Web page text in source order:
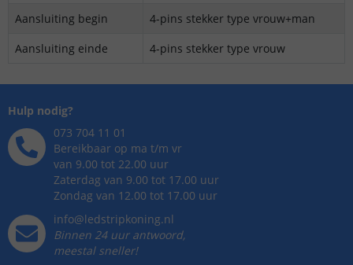
Aansluiting begin
4-pins stekker type vrouw+man
Aansluiting einde
4-pins stekker type vrouw
Hulp nodig?
073 704 11 01
Bereikbaar op ma t/m vr
van 9.00 tot 22.00 uur
Zaterdag van 9.00 tot 17.00 uur
Zondag van 12.00 tot 17.00 uur
info@ledstripkoning.nl
Binnen 24 uur antwoord,
meestal sneller!